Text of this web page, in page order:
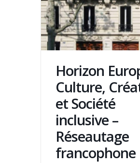
Horizon
Culture,
et Société
inclusive –
Réseautage
francophone